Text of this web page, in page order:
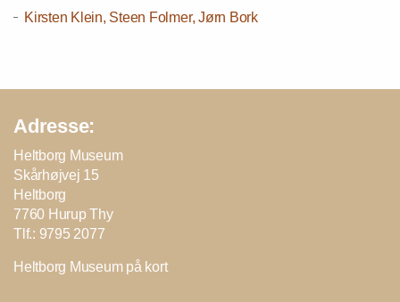
Kirsten Klein, Steen Folmer, Jørn Bork
Adresse:
Heltborg Museum
Skårhøjvej 15
Heltborg
7760 Hurup Thy
Tlf.: 9795 2077
Heltborg Museum på kort